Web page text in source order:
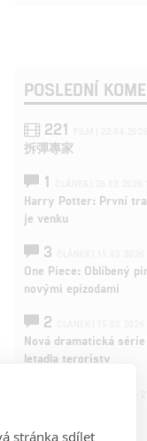
POSLEDNÍ
221
拆彈專家
1
Harry Potter: První
je venku
3
One Piece: Oblíbený
novými epizodami
2
Nová dramatická
letadla teroristy
stránka sdílet